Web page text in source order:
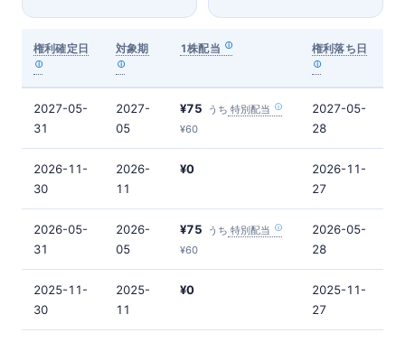
権利確定日 対象期 1株配当 権利落ち日
2027-05-
31
2027-
05
¥75 うち 特別配当
¥60
2027-05-
28
2026-11-
30
2026-
11
¥0
2026-11-
27
2026-05-
31
2026-
05
¥75 うち 特別配当
¥60
2026-05-
28
2025-11-
30
2025-
11
¥0
2025-11-
27